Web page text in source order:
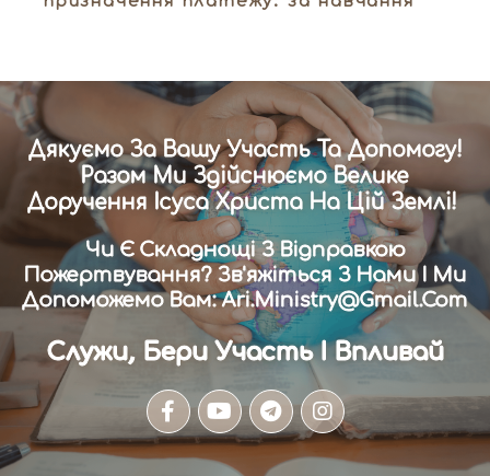
Дякуємо За Вашу Участь Та Допомогу!
Разом Ми Здійснюємо Велике
Доручення Ісуса Христа На Цій Землі!
Чи Є Складнощі З Відправкою
Пожертвування? Зв'яжіться З Нами І Ми
Допоможемо Вам: Ari.ministry@gmail.com
Служи, Бери Участь І Впливай